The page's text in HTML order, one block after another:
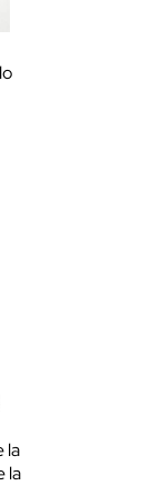
la
la